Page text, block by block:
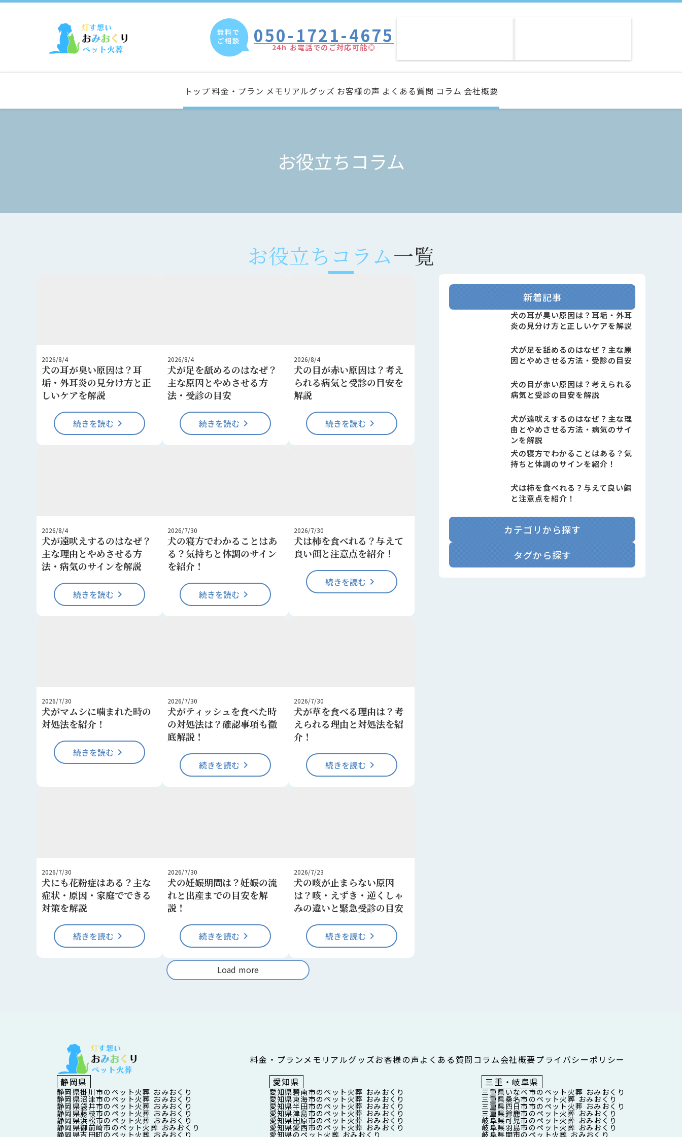
050-1721-4675
24h お電話でのご対応可能◎
トップ 料金・プラン メモリアルグッズ お客様の声 よくある質問 コラム 会社概要
お役立ちコラム
お役立ちコラム一覧
2026/8/4
犬の耳が臭い原因は？耳
垢・外耳炎の見分け方と正
しいケアを解説
続きを読む keyboard_arrow_right
2026/8/4
犬が足を舐めるのはなぜ？
主な原因とやめさせる方
法・受診の目安
続きを読む keyboard_arrow_right
2026/8/4
犬の目が赤い原因は？考え
られる病気と受診の目安を
解説
続きを読む keyboard_arrow_right
2026/8/4
犬が遠吠えするのはなぜ？
主な理由とやめさせる方
法・病気のサインを解説
続きを読む keyboard_arrow_right
2026/7/30
犬の寝方でわかることはあ
る？気持ちと体調のサイン
を紹介！
続きを読む keyboard_arrow_right
2026/7/30
犬は柿を食べれる？与えて
良い餌と注意点を紹介！
続きを読む keyboard_arrow_right
2026/7/30
犬がマムシに噛まれた時の
対処法を紹介！
続きを読む keyboard_arrow_right
2026/7/30
犬がティッシュを食べた時
の対処法は？確認事項も徹
底解説！
続きを読む keyboard_arrow_right
2026/7/30
犬が草を食べる理由は？考
えられる理由と対処法を紹
介！
続きを読む keyboard_arrow_right
2026/7/30
犬にも花粉症はある？主な
症状・原因・家庭でできる
対策を解説
続きを読む keyboard_arrow_right
2026/7/30
犬の妊娠期間は？妊娠の流
れと出産までの目安を解
説！
続きを読む keyboard_arrow_right
2026/7/23
犬の咳が止まらない原因
は？咳・えずき・逆くしゃ
みの違いと緊急受診の目安
続きを読む keyboard_arrow_right
Load more
新着記事
犬の耳が臭い原因は？耳垢・外耳
炎の見分け方と正しいケアを解説
犬が足を舐めるのはなぜ？主な原
因とやめさせる方法・受診の目安
犬の目が赤い原因は？考えられる
病気と受診の目安を解説
犬が遠吠えするのはなぜ？主な理
由とやめさせる方法・病気のサイ
ンを解説
犬の寝方でわかることはある？気
持ちと体調のサインを紹介！
犬は柿を食べれる？与えて良い餌
と注意点を紹介！
カテゴリから探す
タグから探す
料金・プラン メモリアルグッズお客様の声よくある質問 コラム会社概要プライバシーポリシー
静岡県
静岡県掛川市のペット火葬 おみおくり
静岡県沼津市のペット火葬 おみおくり
静岡県袋井市のペット火葬 おみおくり
静岡県藤枝市のペット火葬 おみおくり
静岡県浜松市のペット火葬 おみおくり
静岡県御前崎市のペット火葬 おみおくり
静岡県吉田町のペット火葬 おみおくり
愛知県
愛知県碧南市のペット火葬 おみおくり
愛知県東海市のペット火葬 おみおくり
愛知県半田市のペット火葬 おみおくり
愛知県津島市のペット火葬 おみおくり
愛知県田原市のペット火葬 おみおくり
愛知県愛西市のペット火葬 おみおくり
愛知県のペット火葬 おみおくり
三重・岐阜県
三重県いなべ市のペット火葬 おみおくり
三重県桑名市のペット火葬 おみおくり
三重県四日市市のペット火葬 おみおくり
三重県鈴鹿市のペット火葬 おみおくり
岐阜県可児市のペット火葬 おみおくり
岐阜県羽島市のペット火葬 おみおくり
岐阜県関市のペット火葬 おみおくり